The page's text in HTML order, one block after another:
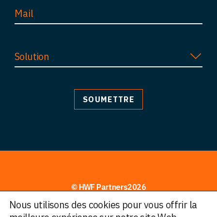
Solution
© HWF Partners2026
Informations juridiques
Nous utilisons des cookies pour vous offrir la